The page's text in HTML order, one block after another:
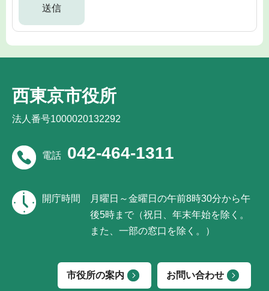
西東京市役所
法人番号1000020132292
電話 042-464-1311
開庁時間
月曜日～金曜日の午前8時30分から午
後5時まで（祝日、年末年始を除く。
また、一部の窓口を除く。）
市役所の案内 お問い合わせ